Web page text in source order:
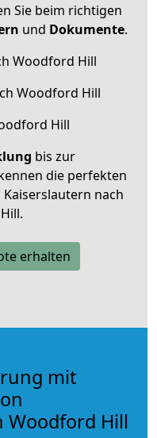
Sie beim richtigen
und Dokumente.
Woodford Hill
Woodford Hill
Hill
bis zur
die perfekten
nach
erhalten
mit
Woodford Hill